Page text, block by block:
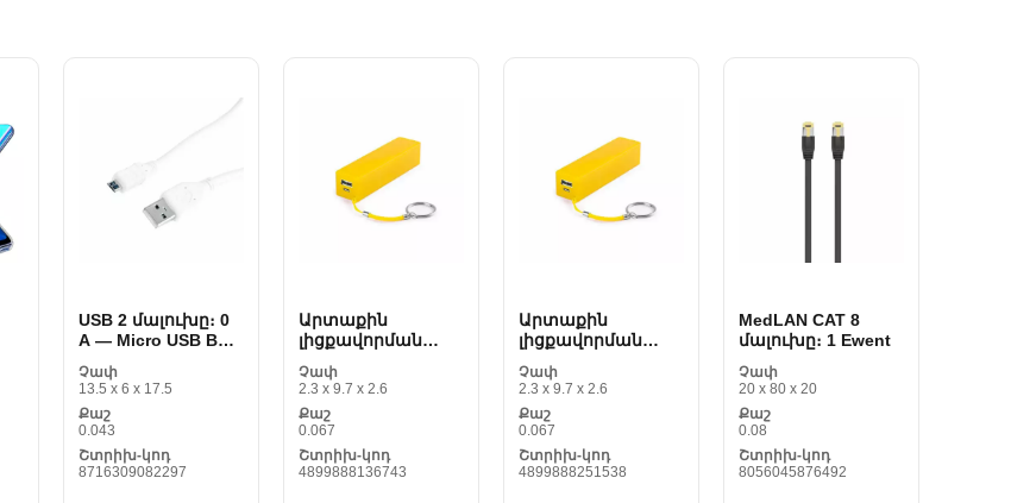
USB 2 մալուխը։ 0
A — Micro USB B
mUSB2-AMBM
Չափ
13.5 x 6 x 17.5
Քաշ
0.043
Շտրիխ-կոդ
8716309082297
Արտաքին
լիցքավորման
mAh
Չափ
2.3 x 9.7 x 2.6
Քաշ
0.067
Շտրիխ-կոդ
4899888136743
Արտաքին
լիցքավորման
mAh
Չափ
2.3 x 9.7 x 2.6
Քաշ
0.067
Շտրիխ-կոդ
4899888251538
MedLAN CAT 8
մալուխը։ 1 Ewent
Չափ
20 x 80 x 20
Քաշ
0.08
Շտրիխ-կոդ
8056045876492